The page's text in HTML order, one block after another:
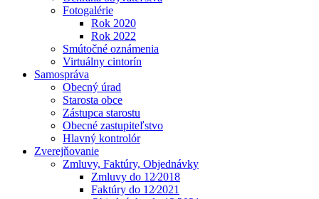
Fotogalérie
Rok 2020
Rok 2022
Smútočné oznámenia
Virtuálny cintorín
Samospráva
Obecný úrad
Starosta obce
Zástupca starostu
Obecné zastupiteľstvo
Hlavný kontrolór
Zverejňovanie
Zmluvy, Faktúry, Objednávky
Zmluvy do 12⁄2018
Faktúry do 12⁄2021